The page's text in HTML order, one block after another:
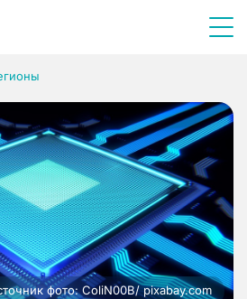
фото: ColiN00B/ pixabay.com